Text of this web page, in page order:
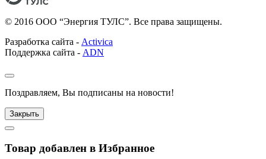
© 2016 ООО “Энергия ТУЛС”. Все права защищены.
Разработка сайта - Activica
Поддержка сайта - ADN
Поздравляем, Вы подписаны на новости!
Закрыть
Товар добавлен в Избранное